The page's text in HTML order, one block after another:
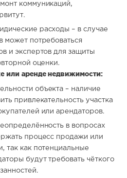
коммуникаций,
расходы – в случае
может потребоваться
и экспертов для защиты
оценки.
или аренде недвижимости:
объекта – наличие
привлекательность участка
или арендаторов.
в вопросах
процесс продажи или
так как потенциальные
будут требовать чёткого